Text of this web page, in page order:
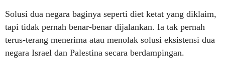
Solusi dua negara baginya seperti diet ketat yang diklaim,
tapi tidak pernah benar-benar dijalankan. Ia tak pernah
terus-terang menerima atau menolak solusi eksistensi dua
negara Israel dan Palestina secara berdampingan.